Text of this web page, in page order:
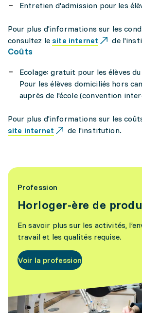
Entretien d'admission pour les
Pour plus d'informations sur les
consultez le site internet de
Coûts
Ecolage: gratuit pour les élèves
Pour les élèves domiciliés hors
auprès de l'école (convention
Pour plus d'informations sur les
site internet
de l'institution.
Profession
Horloger-ère de
En savoir plus sur les activités,
travail et les qualités requise.
Voir la profession